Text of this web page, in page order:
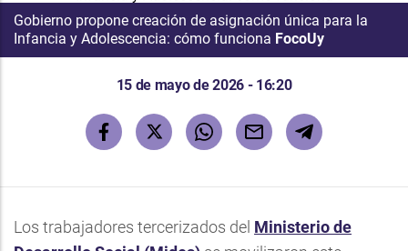
Gobierno propone creación de asignación única para la
Infancia y Adolescencia: cómo funciona FocoUy
15 de mayo de 2026 - 16:20
Los trabajadores tercerizados del Ministerio de